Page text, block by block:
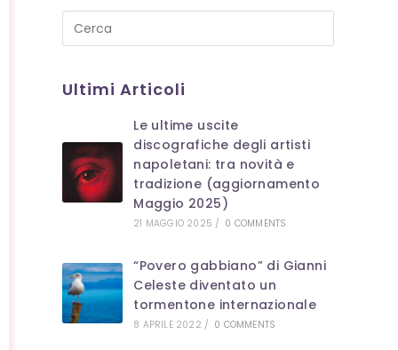
Escape
Ultimi Articoli
Le ultime uscite
discografiche degli artisti
napoletani: tra novità e
tradizione (aggiornamento
Maggio 2025)
21 MAGGIO 2025 / 0 COMMENTS
“Povero gabbiano” di Gianni
Celeste diventato un
tormentone internazionale
8 APRILE 2022 / 0 COMMENTS